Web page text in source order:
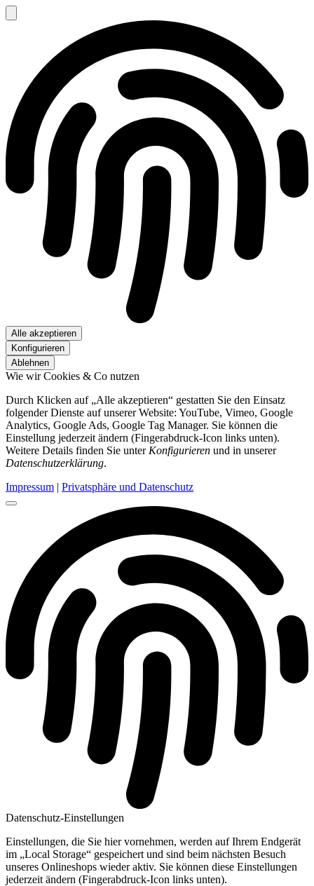
Alle akzeptieren
Konfigurieren
Ablehnen
Wie wir Cookies & Co nutzen
Durch Klicken auf „Alle akzeptieren“ gestatten Sie den Einsatz
folgender Dienste auf unserer Website: YouTube, Vimeo, Google
Analytics, Google Ads, Google Tag Manager. Sie können die
Einstellung jederzeit ändern (Fingerabdruck-Icon links unten).
Weitere Details finden Sie unter Konfigurieren und in unserer
Datenschutzerklärung.
Impressum | Privatsphäre und Datenschutz
Datenschutz-Einstellungen
Einstellungen, die Sie hier vornehmen, werden auf Ihrem Endgerät
im „Local Storage“ gespeichert und sind beim nächsten Besuch
unseres Onlineshops wieder aktiv. Sie können diese Einstellungen
jederzeit ändern (Fingerabdruck-Icon links unten).